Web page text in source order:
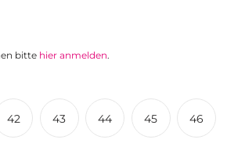
bitte hier anmelden.
42 43 44 45 46